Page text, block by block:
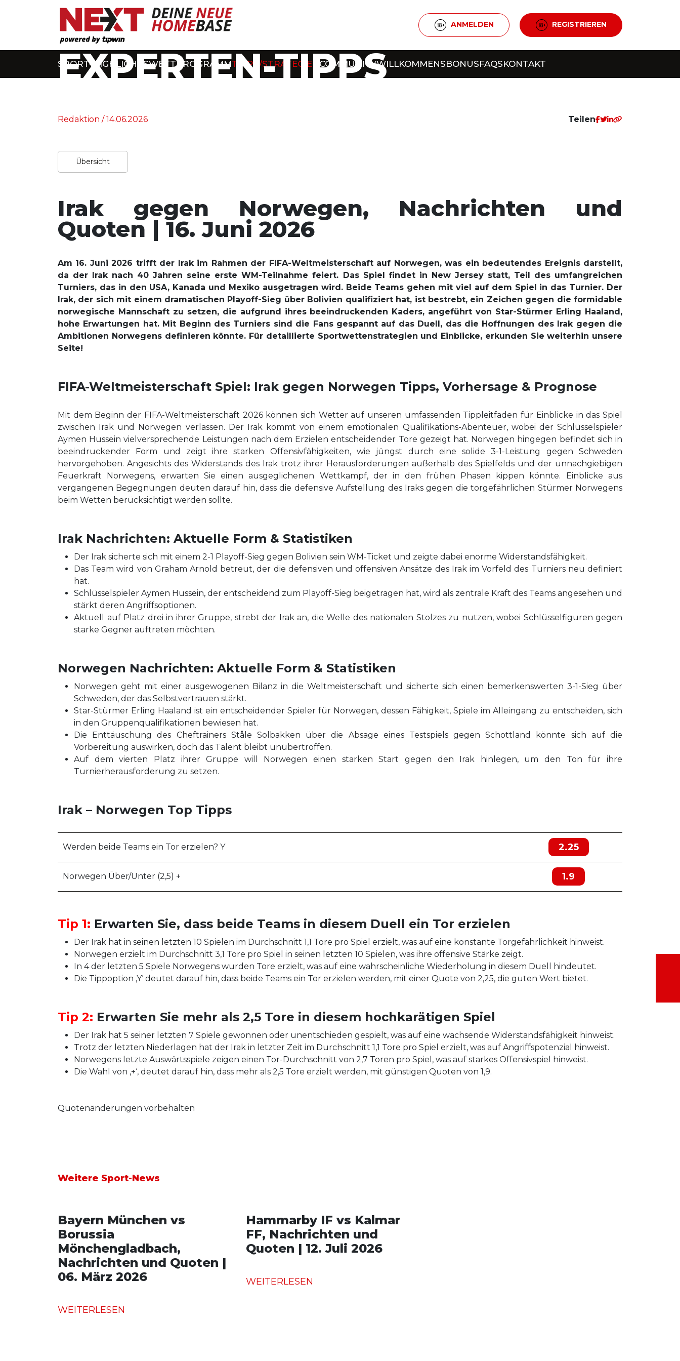
ANMELDEN REGISTRIEREN
SPORT-HIGHLIGHTSWETTPROGRAMMTIPPS/STRATEGIEN COMMUNITYWILLKOMMENSBONUSFAQSKONTAKT
EXPERTEN-TIPPS
Redaktion / 14.06.2026
Teilen
Übersicht
Irak gegen Norwegen, Nachrichten und
Quoten | 16. Juni 2026
Am 16. Juni 2026 trifft der Irak im Rahmen der FIFA-Weltmeisterschaft auf Norwegen, was ein bedeutendes Ereignis darstellt,
da der Irak nach 40 Jahren seine erste WM-Teilnahme feiert. Das Spiel findet in New Jersey statt, Teil des umfangreichen
Turniers, das in den USA, Kanada und Mexiko ausgetragen wird. Beide Teams gehen mit viel auf dem Spiel in das Turnier. Der
Irak, der sich mit einem dramatischen Playoff-Sieg über Bolivien qualifiziert hat, ist bestrebt, ein Zeichen gegen die formidable
norwegische Mannschaft zu setzen, die aufgrund ihres beeindruckenden Kaders, angeführt von Star-Stürmer Erling Haaland,
hohe Erwartungen hat. Mit Beginn des Turniers sind die Fans gespannt auf das Duell, das die Hoffnungen des Irak gegen die
Ambitionen Norwegens definieren könnte. Für detaillierte Sportwettenstrategien und Einblicke, erkunden Sie weiterhin unsere
Seite!
FIFA-Weltmeisterschaft Spiel: Irak gegen Norwegen Tipps, Vorhersage & Prognose
Mit dem Beginn der FIFA-Weltmeisterschaft 2026 können sich Wetter auf unseren umfassenden Tippleitfaden für Einblicke in das Spiel
zwischen Irak und Norwegen verlassen. Der Irak kommt von einem emotionalen Qualifikations-Abenteuer, wobei der Schlüsselspieler
Aymen Hussein vielversprechende Leistungen nach dem Erzielen entscheidender Tore gezeigt hat. Norwegen hingegen befindet sich in
beeindruckender Form und zeigt ihre starken Offensivfähigkeiten, wie jüngst durch eine solide 3-1-Leistung gegen Schweden
hervorgehoben. Angesichts des Widerstands des Irak trotz ihrer Herausforderungen außerhalb des Spielfelds und der unnachgiebigen
Feuerkraft Norwegens, erwarten Sie einen ausgeglichenen Wettkampf, der in den frühen Phasen kippen könnte. Einblicke aus
vergangenen Begegnungen deuten darauf hin, dass die defensive Aufstellung des Iraks gegen die torgefährlichen Stürmer Norwegens
beim Wetten berücksichtigt werden sollte.
Irak Nachrichten: Aktuelle Form & Statistiken
Der Irak sicherte sich mit einem 2-1 Playoff-Sieg gegen Bolivien sein WM-Ticket und zeigte dabei enorme Widerstandsfähigkeit.
Das Team wird von Graham Arnold betreut, der die defensiven und offensiven Ansätze des Irak im Vorfeld des Turniers neu definiert
hat.
Schlüsselspieler Aymen Hussein, der entscheidend zum Playoff-Sieg beigetragen hat, wird als zentrale Kraft des Teams angesehen und
stärkt deren Angriffsoptionen.
Aktuell auf Platz drei in ihrer Gruppe, strebt der Irak an, die Welle des nationalen Stolzes zu nutzen, wobei Schlüsselfiguren gegen
starke Gegner auftreten möchten.
Norwegen Nachrichten: Aktuelle Form & Statistiken
Norwegen geht mit einer ausgewogenen Bilanz in die Weltmeisterschaft und sicherte sich einen bemerkenswerten 3-1-Sieg über
Schweden, der das Selbstvertrauen stärkt.
Star-Stürmer Erling Haaland ist ein entscheidender Spieler für Norwegen, dessen Fähigkeit, Spiele im Alleingang zu entscheiden, sich
in den Gruppenqualifikationen bewiesen hat.
Die Enttäuschung des Cheftrainers Ståle Solbakken über die Absage eines Testspiels gegen Schottland könnte sich auf die
Vorbereitung auswirken, doch das Talent bleibt unübertroffen.
Auf dem vierten Platz ihrer Gruppe will Norwegen einen starken Start gegen den Irak hinlegen, um den Ton für ihre
Turnierherausforderung zu setzen.
Irak – Norwegen Top Tipps
Werden beide Teams ein Tor erzielen? Y 2.25
Norwegen Über/Unter (2,5) + 1.9
Tip 1: Erwarten Sie, dass beide Teams in diesem Duell ein Tor erzielen
Der Irak hat in seinen letzten 10 Spielen im Durchschnitt 1,1 Tore pro Spiel erzielt, was auf eine konstante Torgefährlichkeit hinweist.
Norwegen erzielt im Durchschnitt 3,1 Tore pro Spiel in seinen letzten 10 Spielen, was ihre offensive Stärke zeigt.
In 4 der letzten 5 Spiele Norwegens wurden Tore erzielt, was auf eine wahrscheinliche Wiederholung in diesem Duell hindeutet.
Die Tippoption ‚Y‘ deutet darauf hin, dass beide Teams ein Tor erzielen werden, mit einer Quote von 2,25, die guten Wert bietet.
Tip 2: Erwarten Sie mehr als 2,5 Tore in diesem hochkarätigen Spiel
Der Irak hat 5 seiner letzten 7 Spiele gewonnen oder unentschieden gespielt, was auf eine wachsende Widerstandsfähigkeit hinweist.
Trotz der letzten Niederlagen hat der Irak in letzter Zeit im Durchschnitt 1,1 Tore pro Spiel erzielt, was auf Angriffspotenzial hinweist.
Norwegens letzte Auswärtsspiele zeigen einen Tor-Durchschnitt von 2,7 Toren pro Spiel, was auf starkes Offensivspiel hinweist.
Die Wahl von ‚+‘, deutet darauf hin, dass mehr als 2,5 Tore erzielt werden, mit günstigen Quoten von 1,9.
Quotenänderungen vorbehalten
Weitere Sport-News
Bayern München vs
Borussia
Mönchengladbach,
Nachrichten und Quoten |
06. März 2026
WEITERLESEN
Hammarby IF vs Kalmar
FF, Nachrichten und
Quoten | 12. Juli 2026
WEITERLESEN